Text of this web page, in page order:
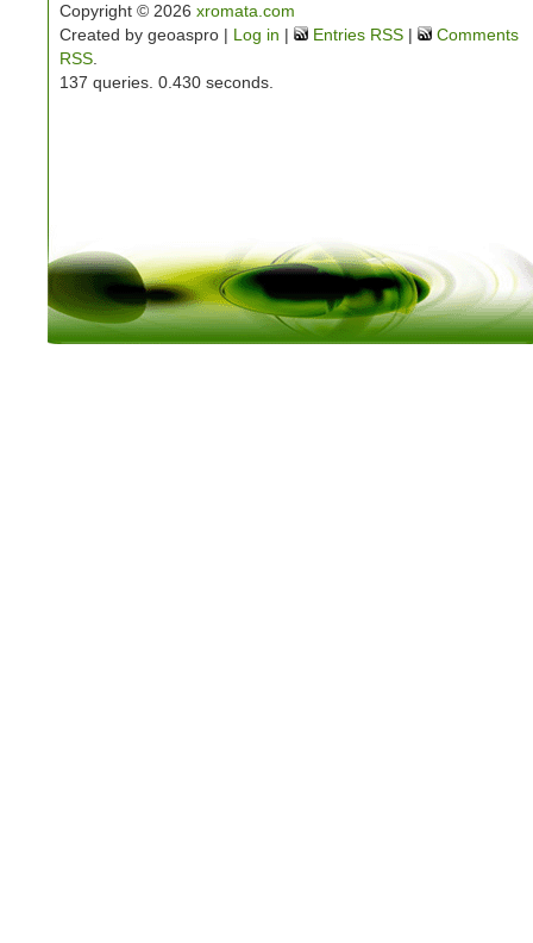
Copyright © 2026 xromata.com
Created by geoaspro | Log in | Entries RSS |
Comments
RSS
137 queries. 0.430 seconds.